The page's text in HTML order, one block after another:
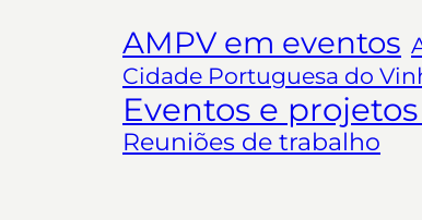
AMPV em eventos
Cidade Portuguesa do
Eventos e
Reuniões de trabalho